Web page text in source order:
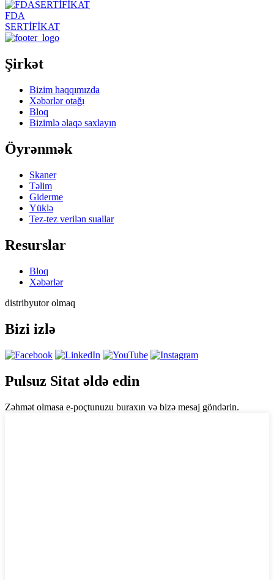
FDA
SERTİFİKAT
Şirkət
Bizim haqqımızda
Xəbərlər otağı
Bloq
Bizimlə əlaqə saxlayın
Öyrənmək
Skaner
Təlim
Giderme
Yüklə
Tez-tez verilən suallar
Resurslar
Bloq
Xəbərlər
distribyutor olmaq
Bizi izlə
Pulsuz Sitat əldə edin
Zəhmət olmasa e-poçtunuzu buraxın və bizə mesaj göndərin.